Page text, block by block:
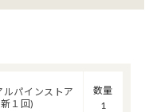
ルパインストア
１回)
数量
1